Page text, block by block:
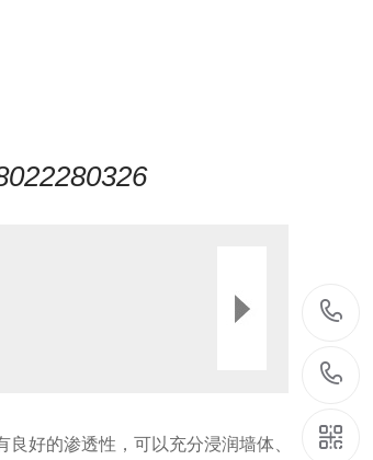
好的渗透性，可以充分浸润墙体、